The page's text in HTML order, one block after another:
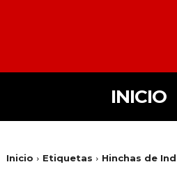
INICIO
Inicio Etiquetas Hinchas de